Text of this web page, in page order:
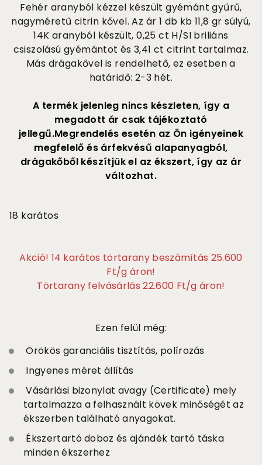
Fehér aranyból kézzel készült gyémánt gyűrű,
nagyméretű citrin kővel. Az ár 1 db kb 11,8 gr súlyú,
14K aranyból készült, 0,25 ct H/SI briliáns
csiszolású gyémántot és 3,41 ct citrint tartalmaz.
Más drágakővel is rendelhető, ez esetben a
határidő: 2-3 hét.
A termék jelenleg nincs készleten, így a
megadott ár csak tájékoztató
jellegű.Megrendelés esetén az Ön igényeinek
megfelelő és árfekvésű alapanyagból,
drágakőből készítjük el az ékszert, így az ár
változhat.
18 karátos
Akció! 14 karátos törtarany beszámítás 25.600
Ft/g áron!
Törtarany felvásárlás 22.600 Ft/g áron!
Ezen felül még:
Örökös garanciális tisztítás, polírozás
Ingyenes méret állítás
Vásárlási bizonylat avagy (Certificate) mely
tartalmazza a felhasznált kövek minőségét az
ékszerben található anyagokat.
Ékszertartó doboz és ajándék tartó táska
minden ékszerhez